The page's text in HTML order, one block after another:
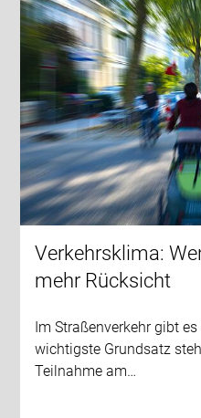
Verkehrsklima:
mehr Rücksicht
Im Straßenverkehr gibt
wichtigste Grundsatz
Teilnahme am…